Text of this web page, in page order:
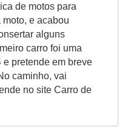
de motos para
e acabou
alguns
carro foi uma
pretende em breve
caminho, vai
no site Carro de